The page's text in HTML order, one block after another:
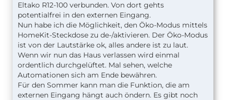
Eltako R12-100 verbunden. Von dort gehts
potentialfrei in den externen Eingang.
Nun habe ich die Möglichkeit, den Öko-Modus mittels
HomeKit-Steckdose zu de-/aktivieren. Der Öko-Modus
ist von der Lautstärke ok, alles andere ist zu laut.
Wenn wir nun das Haus verlassen wird einmal
ordentlich durchgelüftet. Mal sehen, welche
Automationen sich am Ende bewähren.
Für den Sommer kann man die Funktion, die am
externen Eingang hängt auch öndern. Es gibt noch